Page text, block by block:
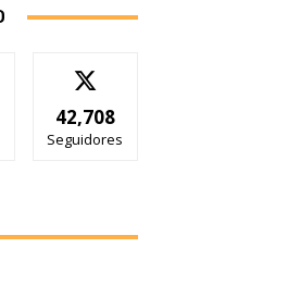
42,708
Seguidores